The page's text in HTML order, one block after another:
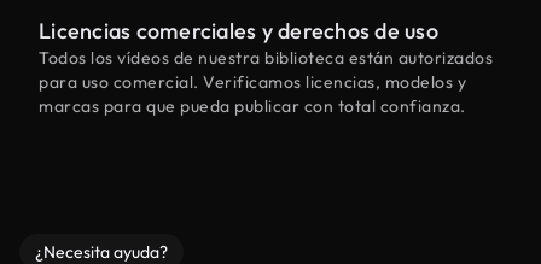
Licencias comerciales y derechos de uso
Todos los vídeos de nuestra biblioteca están autorizados
para uso comercial. Verificamos licencias, modelos y
marcas para que pueda publicar con total confianza.
¿Necesita ayuda?